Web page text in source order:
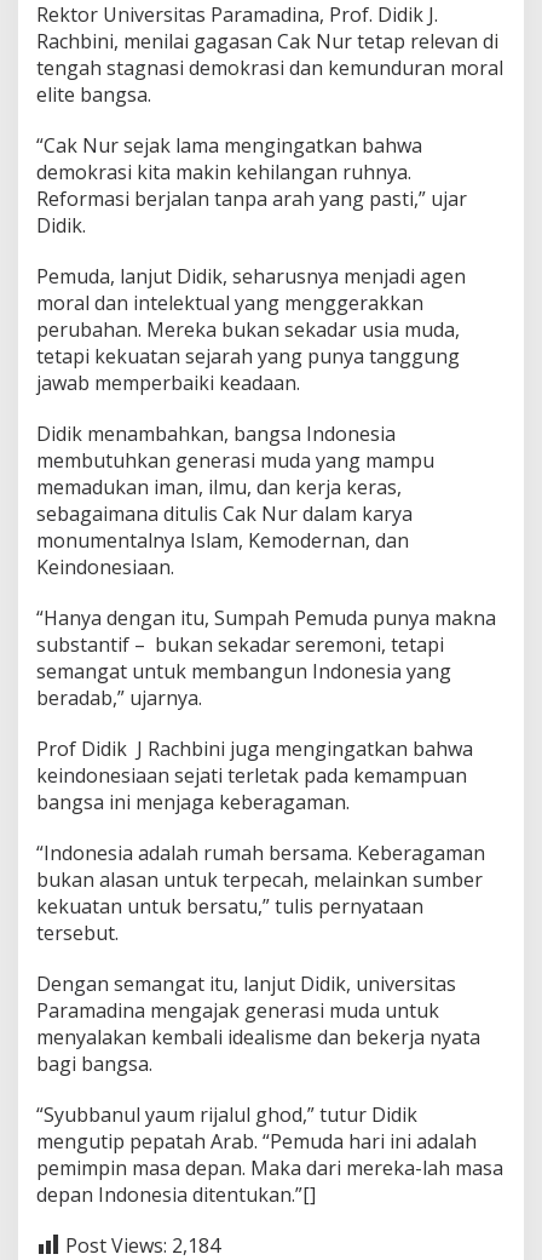
Rektor Universitas Paramadina, Prof. Didik J.
Rachbini, menilai gagasan Cak Nur tetap relevan di
tengah stagnasi demokrasi dan kemunduran moral
elite bangsa.
“Cak Nur sejak lama mengingatkan bahwa
demokrasi kita makin kehilangan ruhnya.
Reformasi berjalan tanpa arah yang pasti,” ujar
Didik.
Pemuda, lanjut Didik, seharusnya menjadi agen
moral dan intelektual yang menggerakkan
perubahan. Mereka bukan sekadar usia muda,
tetapi kekuatan sejarah yang punya tanggung
jawab memperbaiki keadaan.
Didik menambahkan, bangsa Indonesia
membutuhkan generasi muda yang mampu
memadukan iman, ilmu, dan kerja keras,
sebagaimana ditulis Cak Nur dalam karya
monumentalnya Islam, Kemodernan, dan
Keindonesiaan.
“Hanya dengan itu, Sumpah Pemuda punya makna
substantif – bukan sekadar seremoni, tetapi
semangat untuk membangun Indonesia yang
beradab,” ujarnya.
Prof Didik J Rachbini juga mengingatkan bahwa
keindonesiaan sejati terletak pada kemampuan
bangsa ini menjaga keberagaman.
“Indonesia adalah rumah bersama. Keberagaman
bukan alasan untuk terpecah, melainkan sumber
kekuatan untuk bersatu,” tulis pernyataan
tersebut.
Dengan semangat itu, lanjut Didik, universitas
Paramadina mengajak generasi muda untuk
menyalakan kembali idealisme dan bekerja nyata
bagi bangsa.
“Syubbanul yaum rijalul ghod,” tutur Didik
mengutip pepatah Arab. “Pemuda hari ini adalah
pemimpin masa depan. Maka dari mereka-lah masa
depan Indonesia ditentukan.”[]
Post Views: 2,184